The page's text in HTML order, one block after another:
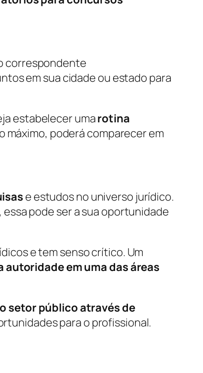
correspondente
em sua cidade ou estado para
estabelecer umarotina
máximo, poderá comparecer em
e estudos no universo jurídico.
pode ser a sua oportunidade
e tem senso crítico. Um
autoridade em uma das áreas
setor público através de
para o profissional.